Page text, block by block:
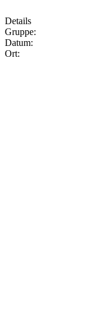
Details
Gruppe:
Datum:
Ort: